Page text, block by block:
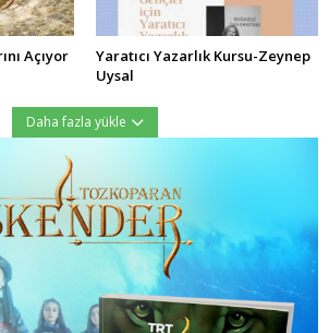
Açıyor
Yaratıcı Yazarlık Kursu-Zeynep
Uysal
Daha fazla yükle